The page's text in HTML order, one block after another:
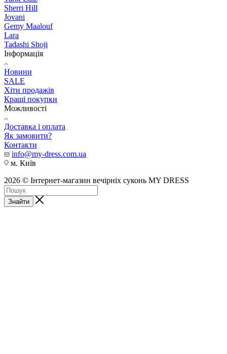
Sherri Hill
Jovani
Gemy Maalouf
Lara
Tadashi Shoji
Інформація
Новини
SALE
Хіти продажів
Кращі покупки
Можливості
Доставка і оплата
Як замовити?
Контакти
info@my-dress.com.ua
м. Київ
2026 © Інтернет-магазин вечірніх суконь MY DRESS
Знайти